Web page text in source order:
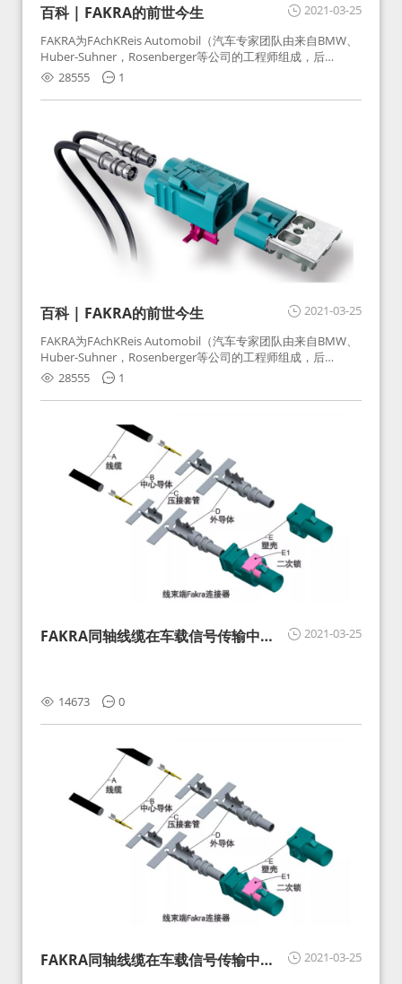
2021-03-25
百科 | FAKRA的前世今生
FAKRA为FAchKReis Automobil（汽车专家团队由来自BMW、
Huber-Suhner，Rosenberger等公司的工程师组成，后
Huber-Suhner相关连接器业务及技术在2010年并入
Rosenberger）缩写。起初为BMW需求用于车载收音机天线连
接，如今FAKRA已成为汽车行业通用标准的射频连接器，被业
28555 1
2021-03-25
百科 | FAKRA的前世今生
FAKRA为FAchKReis Automobil（汽车专家团队由来自BMW、
Huber-Suhner，Rosenberger等公司的工程师组成，后
Huber-Suhner相关连接器业务及技术在2010年并入
Rosenberger）缩写。起初为BMW需求用于车载收音机天线连
接，如今FAKRA已成为汽车行业通用标准的射频连接器，被业
28555 1
2021-03-25
FAKRA同轴线缆在车载信号传输中的
14673 0
2021-03-25
FAKRA同轴线缆在车载信号传输中的